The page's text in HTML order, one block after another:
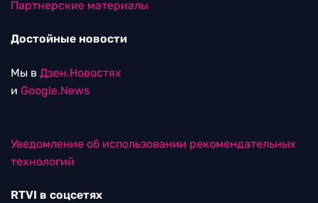
Партнерские материалы
Достойные новости
Мы в Дзен.Новостях
и Google.News
Уведомление об использовании рекомендательных
технологий
RTVI в соцсетях